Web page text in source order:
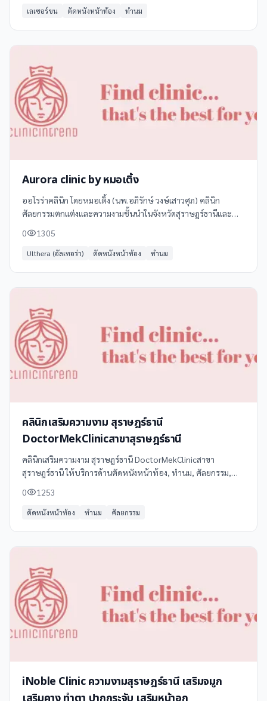
เลเซอร์ขน ตัดหนังหน้าท้อง ทำนม
Aurora clinic by หมอเติ้ง
ออโรร่าคลินิก โดยหมอเติ้ง (นพ.อภิรักษ์ วงษ์เสาวศุภ) คลินิก
ศัลยกรรมตกแต่งและความงามชั้นนำในจังหวัดสุราษฎร์ธานีและ
เชี่ยวชาญเฉพาะทาง
0 1305
Ulthera (อัลเทอร่า) ตัดหนังหน้าท้อง ทำนม
คลินิกเสริมความงาม สุราษฎร์ธานี
DoctorMekClinicสาขาสุราษฎร์ธานี
คลินิกเสริมความงาม สุราษฎร์ธานี DoctorMekClinicสาขา
สุราษฎร์ธานี ให้บริการด้านตัดหนังหน้าท้อง, ทำนม, ศัลยกรรม,
รีวิว และแผนที่ได้ที่ Clinicintrend
0 1253
ตัดหนังหน้าท้อง ทำนม ศัลยกรรม
iNoble Clinic ความงามสุราษฎร์ธานี เสริมจมูก